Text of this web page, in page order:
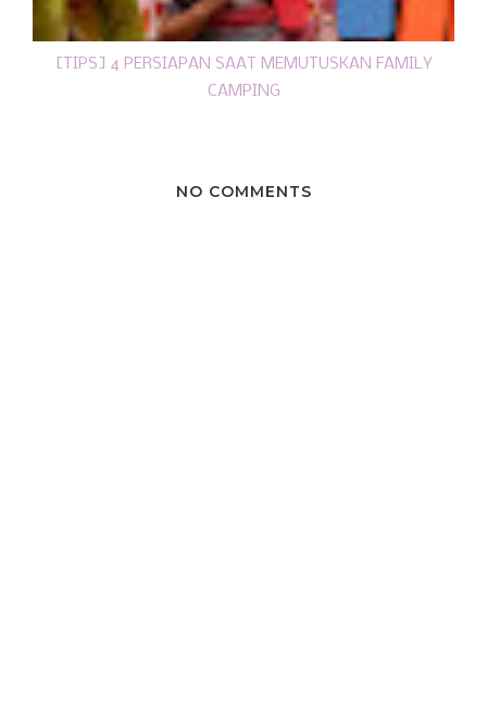
[TIPS] 4 PERSIAPAN SAAT MEMUTUSKAN FAMILY
CAMPING
NO COMMENTS